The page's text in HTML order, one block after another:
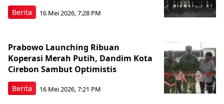
Berita 16 Mei 2026, 7:28 PM
Berita
Prabowo Launching Ribuan
Koperasi Merah Putih, Dandim Kota
Cirebon Sambut Optimistis
16 Mei 2026, 7:21 PM